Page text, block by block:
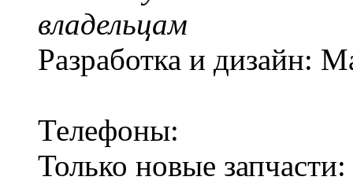
владельцам
Разработка и дизайн:
Телефоны:
Только новые запчасти: